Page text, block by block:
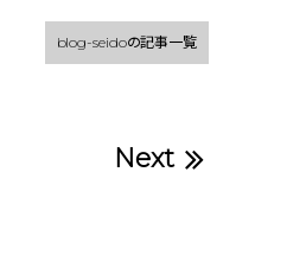
blog-seidoの記事一覧
Next